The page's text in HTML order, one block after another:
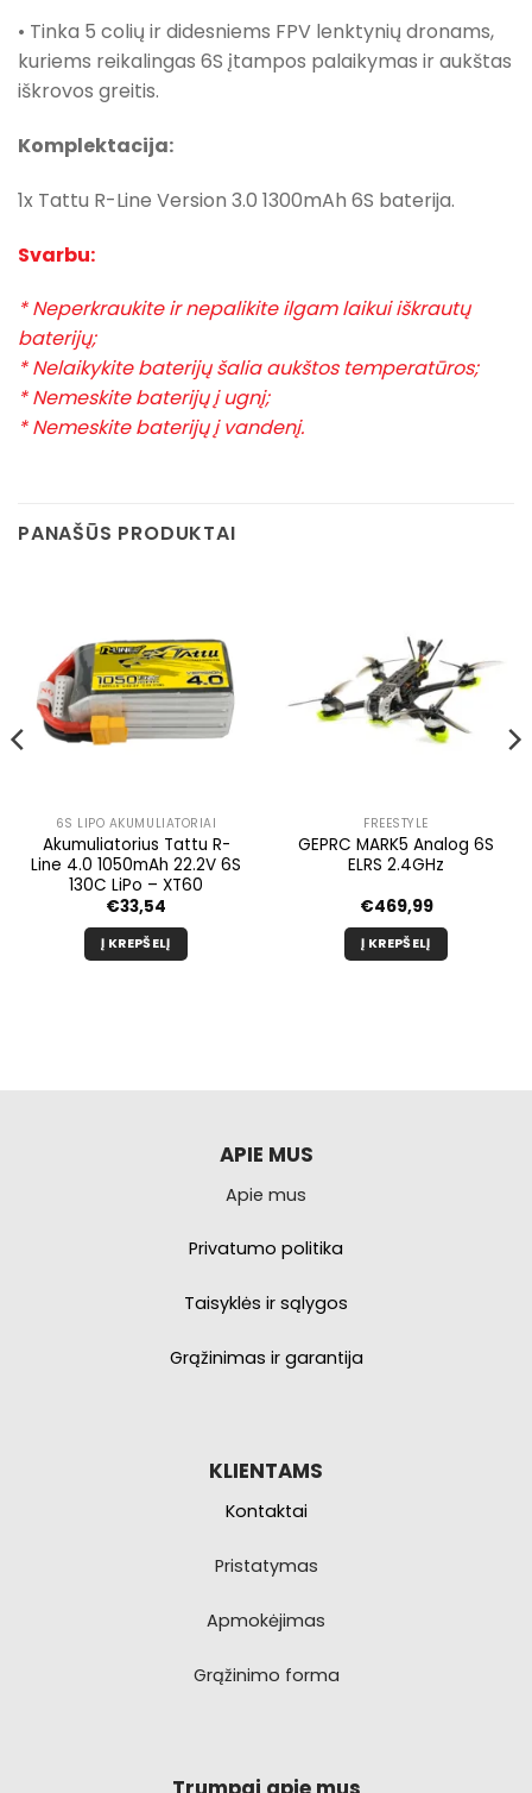
• Tinka 5 colių ir didesniems FPV lenktynių dronams,
kuriems reikalingas 6S įtampos palaikymas ir aukštas
iškrovos greitis.
Komplektacija:
1x Tattu R-Line Version 3.0 1300mAh 6S baterija.
Svarbu:
* Neperkraukite ir nepalikite ilgam laikui iškrautų
baterijų;
* Nelaikykite baterijų šalia aukštos temperatūros;
* Nemeskite baterijų į ugnį;
* Nemeskite baterijų į vandenį.
PANAŠŪS PRODUKTAI
6S LIPO AKUMULIATORIAI
Akumuliatorius Tattu R-
Line 4.0 1050mAh 22.2V 6S
130C LiPo – XT60
€33,54
Į KREPŠELĮ
FREESTYLE
GEPRC MARK5 Analog 6S
ELRS 2.4GHz
€469,99
Į KREPŠELĮ
APIE MUS
Apie mus
Privatumo politika
Taisyklės ir sąlygos
Grąžinimas ir garantija
KLIENTAMS
Kontaktai
Pristatymas
Apmokėjimas
Grąžinimo forma